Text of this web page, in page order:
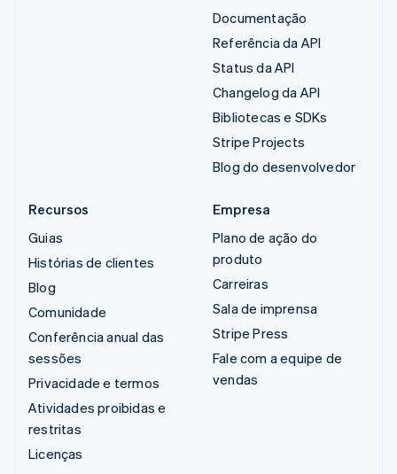
Documentação
Referência da API
Status da API
Changelog da API
Bibliotecas e SDKs
Stripe Projects
Blog do desenvolvedor
Recursos
Guias
Histórias de clientes
Blog
Comunidade
Conferência anual das
sessões
Privacidade e termos
Atividades proibidas e
restritas
Licenças
Empresa
Plano de ação do
produto
Carreiras
Sala de imprensa
Stripe Press
Fale com a equipe de
vendas